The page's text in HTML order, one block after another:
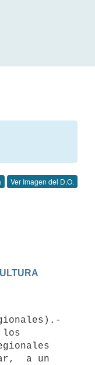
Ver Imagen del D.O.
los
a un